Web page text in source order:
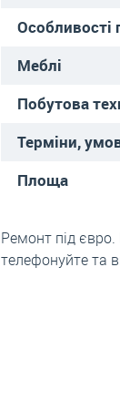
Особливості
Меблі
Побутова
Терміни,
Площа
Ремонт під
телефонуйте та